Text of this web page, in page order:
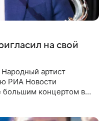
на свой
артист
РИА Новости
большим концертом в